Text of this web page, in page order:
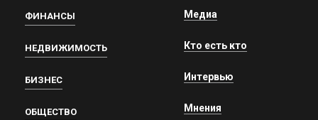
ФИНАНСЫ
НЕДВИЖИМОСТЬ
БИЗНЕС
ОБЩЕСТВО
Медиа
Кто есть кто
Интервью
Мнения